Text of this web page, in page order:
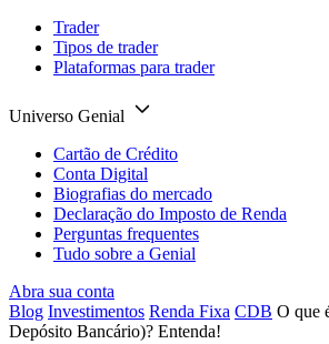
Trader
Tipos de trader
Plataformas para trader
Universo Genial
Cartão de Crédito
Conta Digital
Biografias do mercado
Declaração do Imposto de Renda
Perguntas frequentes
Tudo sobre a Genial
Abra sua conta
Blog Investimentos Renda Fixa CDB O que
Depósito Bancário)? Entenda!